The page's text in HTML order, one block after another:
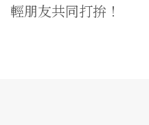
輕朋友共同打拚！